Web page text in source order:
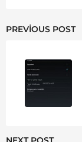
PREVIOUS POST